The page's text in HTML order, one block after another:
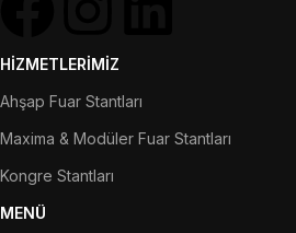
HIZMETLERIMIZ
Ahşap Fuar Stantları
Maxima & Modüler Fuar Stantları
Kongre Stantları
MENÜ